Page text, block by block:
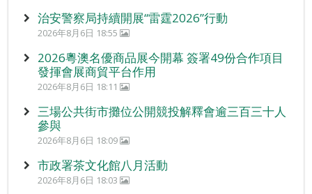
治安警察局持續開展“雷霆2026”行動
2026年8月6日 18:55
2026粵澳名優商品展今開幕 簽署49份合作項目
發揮會展商貿平台作用
2026年8月6日 18:11
三場公共街市攤位公開競投解釋會逾三百三十人
參與
2026年8月6日 18:09
市政署茶文化館八月活動
2026年8月6日 18:03